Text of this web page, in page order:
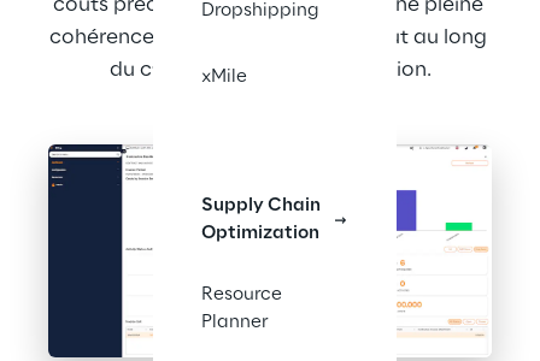
Dropshipping
xMile
Supply Chain
Optimization
Resource
Planner
coûts précis tout en garantissant une pleine
cohérence et traçabilité totales tout au long
du cycle de vie de la facturation.